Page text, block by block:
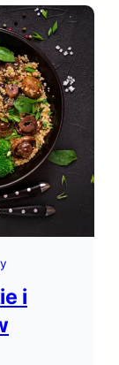
i